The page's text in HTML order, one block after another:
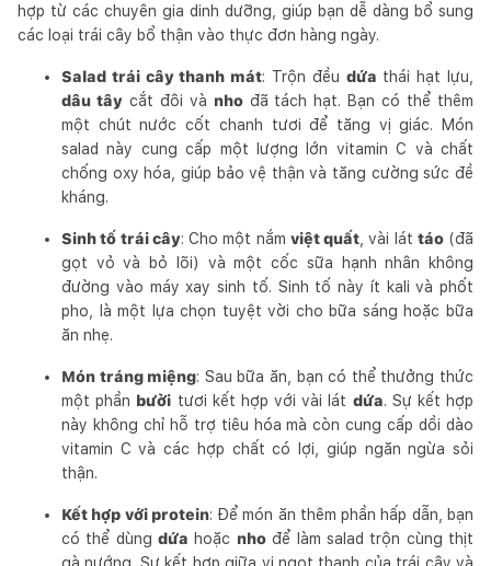
hợp từ các chuyên gia dinh dưỡng, giúp bạn dễ dàng bổ sung
các loại trái cây bổ thận vào thực đơn hàng ngày.
Salad trái cây thanh mát: Trộn đều dứa thái hạt lựu,
dâu tâycắt đôi và nhođã tách hạt. Bạn có thể thêm
một chút nước cốt chanh tươi để tăng vị giác. Món
salad này cung cấp một lượng lớn vitamin C và chất
chống oxy hóa, giúp bảo vệ thận và tăng cường sức đề
kháng.
Sinh tố trái cây: Cho một nắm việt quất , vài lát táo(đã
gọt vỏ và bỏ lõi) và một cốc sữa hạnh nhân không
đường vào máy xay sinh tố. Sinh tố này ít kali và phốt
pho, là một lựa chọn tuyệt vời cho bữa sáng hoặc bữa
ăn nhẹ.
Món tráng miệng: Sau bữa ăn, bạn có thể thưởng thức
một phần bưởi tươi kết hợp với vài lát dứa. Sự kết hợp
này không chỉ hỗ trợ tiêu hóa mà còn cung cấp dồi dào
vitamin C và các hợp chất có lợi, giúp ngăn ngừa sỏi
thận.
Kết hợp với protein: Để món ăn thêm phần hấp dẫn, bạn
có thể dùngdứa hoặc nhođể làm salad trộn cùng thịt